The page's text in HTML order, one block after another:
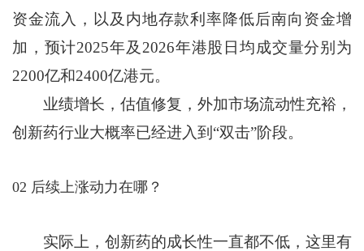
资金流入，以及内地存款利率降低后南向资金增
加，预计2025年及2026年港股日均成交量分别为
2200亿和2400亿港元。
业绩增长，估值修复，外加市场流动性充裕，
创新药行业大概率已经进入到“双击”阶段。
02 后续上涨动力在哪？
实际上，创新药的成长性一直都不低，这里有